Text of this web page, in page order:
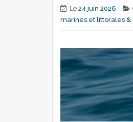
Le 24 juin 2026
marines et littorales